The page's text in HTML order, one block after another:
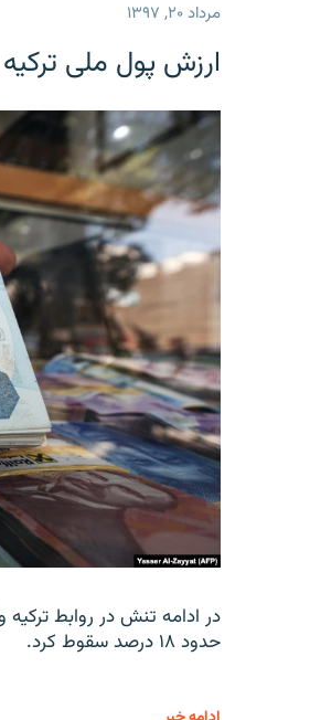
مرداد ۲۰, ۱۳۹۷
ارزش پول ملی ترکیه در
در ادامه تنش در روابط ترکیه
حدود ۱۸ درصد سقوط کرد.